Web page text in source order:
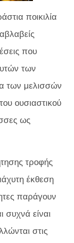
ποικιλία
που
των
των μελισσών
ουσιαστικού
ως
τροφής
έκθεση
παράγουν
συχνά είναι
στις